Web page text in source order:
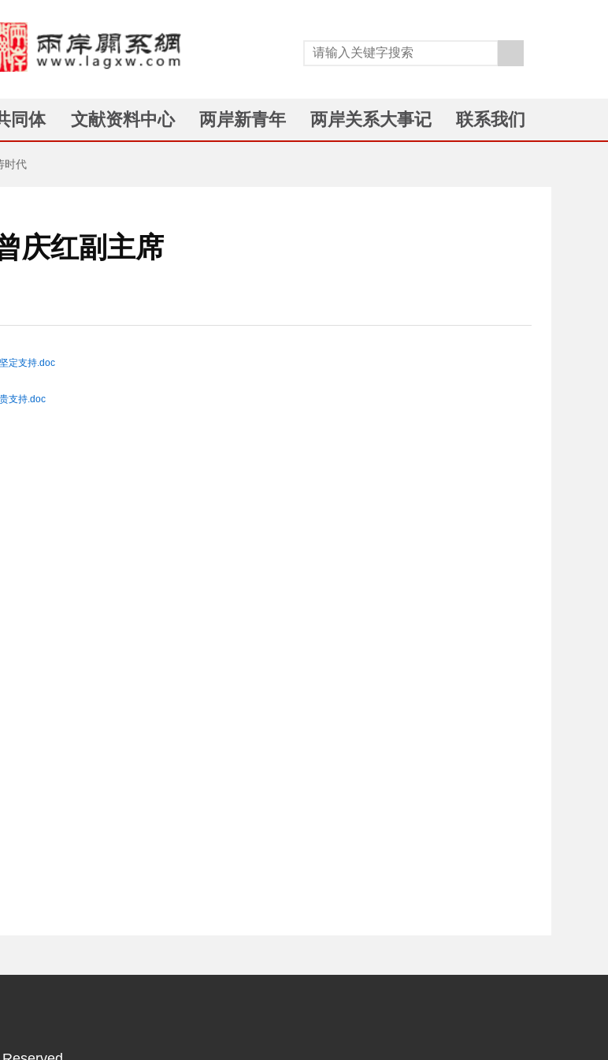
同体 文献资料中心 两岸新青年 两岸关系大事记 联系我们
时代
庆红副主席
定支持.doc
支持.doc